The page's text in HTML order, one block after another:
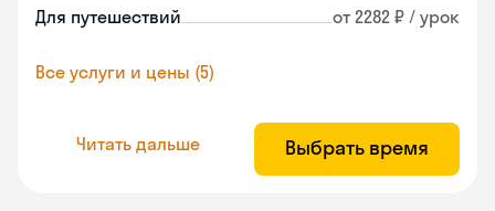
Для путешествий от 2282 ₽ / урок
Все услуги и цены (5)
Читать дальше Выбрать время